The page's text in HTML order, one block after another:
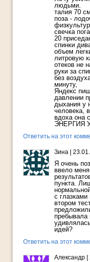
людьми.
талия 70
поза -
свечка
20
спинки
объем
литровую
отеков не
руки за
без
минуту,
Яндекс
давлении
дыхания у
человека,
вдоха она
ЭНЕРГИЯ
Ответить на этот
Зина
Я очень
ввело
пункта.
с
втором
пребывала
идей?
Ответить на этот
Александр